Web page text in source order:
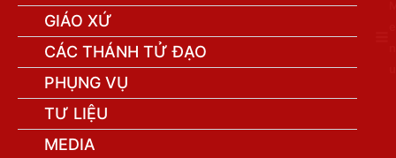
GIÁO XỨ
CÁC THÁNH TỬ ĐẠO
PHỤNG VỤ
TƯ LIỆU
MEDIA